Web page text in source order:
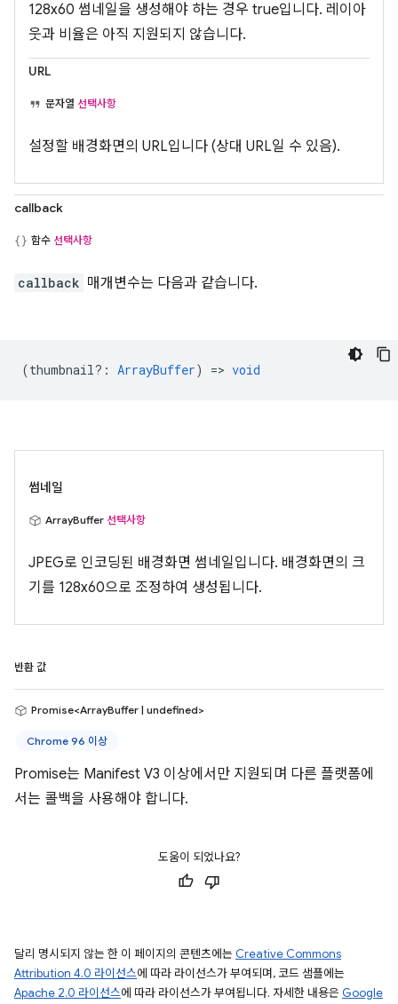
128x60 썸네일을 생성해야 하는 경우 true입니다. 레이아
웃과 비율은 아직 지원되지 않습니다.
URL
문자열 선택사항
설정할 배경화면의 URL입니다 (상대 URL일 수 있음).
callback
함수 선택사항
callback 매개변수는 다음과 같습니다.
(thumbnail? : ArrayBuffer) => void
썸네일
ArrayBuffer 선택사항
JPEG로 인코딩된 배경화면 썸네일입니다. 배경화면의 크
기를 128x60으로 조정하여 생성됩니다.
반환 값
Promise<ArrayBuffer | undefined>
Chrome 96 이상
Promise는 Manifest V3 이상에서만 지원되며 다른 플랫폼에
서는 콜백을 사용해야 합니다.
도움이 되었나요?
달리 명시되지 않는 한 이 페이지의 콘텐츠에는 Creative Commons
Attribution 4.0 라이선스에 따라 라이선스가 부여되며, 코드 샘플에는
Apache 2.0 라이선스에 따라 라이선스가 부여됩니다. 자세한 내용은 Google